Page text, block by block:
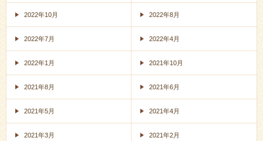
2022年10月 2022年8月
2022年7月 2022年4月
2022年1月 2021年10月
2021年8月 2021年6月
2021年5月 2021年4月
2021年3月 2021年2月